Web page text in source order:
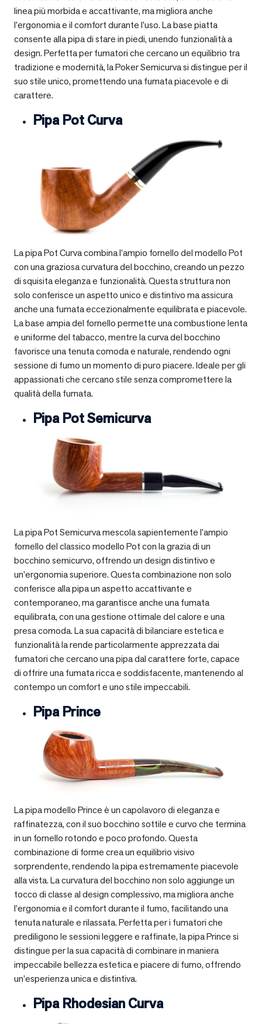
linea più morbida e accattivante, ma migliora anche
l’ergonomia e il comfort durante l’uso. La base piatta
consente alla pipa di stare in piedi, unendo funzionalità a
design. Perfetta per fumatori che cercano un equilibrio tra
tradizione e modernità, la Poker Semicurva si distingue per il
suo stile unico, promettendo una fumata piacevole e di
carattere.
Pipa Pot Curva
La pipa Pot Curva combina l’ampio fornello del modello Pot
con una graziosa curvatura del bocchino, creando un pezzo
di squisita eleganza e funzionalità. Questa struttura non
solo conferisce un aspetto unico e distintivo ma assicura
anche una fumata eccezionalmente equilibrata e piacevole.
La base ampia del fornello permette una combustione lenta
e uniforme del tabacco, mentre la curva del bocchino
favorisce una tenuta comoda e naturale, rendendo ogni
sessione di fumo un momento di puro piacere. Ideale per gli
appassionati che cercano stile senza compromettere la
qualità della fumata.
Pipa Pot Semicurva
La pipa Pot Semicurva mescola sapientemente l’ampio
fornello del classico modello Pot con la grazia di un
bocchino semicurvo, offrendo un design distintivo e
un’ergonomia superiore. Questa combinazione non solo
conferisce alla pipa un aspetto accattivante e
contemporaneo, ma garantisce anche una fumata
equilibrata, con una gestione ottimale del calore e una
presa comoda. La sua capacità di bilanciare estetica e
funzionalità la rende particolarmente apprezzata dai
fumatori che cercano una pipa dal carattere forte, capace
di offrire una fumata ricca e soddisfacente, mantenendo al
contempo un comfort e uno stile impeccabili.
Pipa Prince
La pipa modello Prince è un capolavoro di eleganza e
raffinatezza, con il suo bocchino sottile e curvo che termina
in un fornello rotondo e poco profondo. Questa
combinazione di forme crea un equilibrio visivo
sorprendente, rendendo la pipa estremamente piacevole
alla vista. La curvatura del bocchino non solo aggiunge un
tocco di classe al design complessivo, ma migliora anche
l’ergonomia e il comfort durante il fumo, facilitando una
tenuta naturale e rilassata. Perfetta per i fumatori che
prediligono le sessioni leggere e raffinate, la pipa Prince si
distingue per la sua capacità di combinare in maniera
impeccabile bellezza estetica e piacere di fumo, offrendo
un’esperienza unica e distintiva.
Pipa Rhodesian Curva